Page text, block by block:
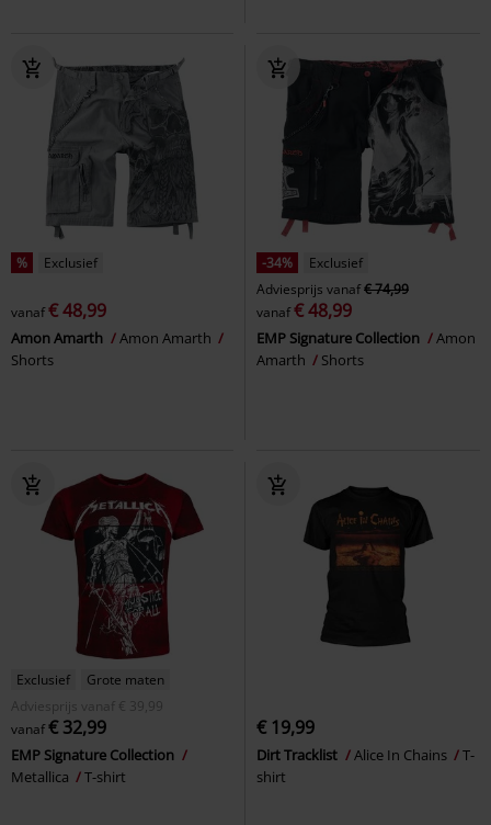
% Exclusief
vanaf€ 48,99
Amon Amarth
Amon Amarth
Shorts
-34%
Exclusief
Adviesprijs vanaf€ 74,99
vanaf€ 48,99
EMP Signature Collection
Amon
Amarth
Shorts
Exclusief
Grote maten
Adviesprijs
vanaf € 39,99
vanaf€ 32,99
EMP Signature Collection
Metallica
T-shirt
€ 19,99
Dirt Tracklist Alice In Chains
T-
shirt